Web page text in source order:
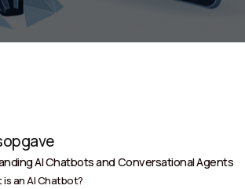
AI Chatbots and Conversational Agents
is an AI Chatbot?